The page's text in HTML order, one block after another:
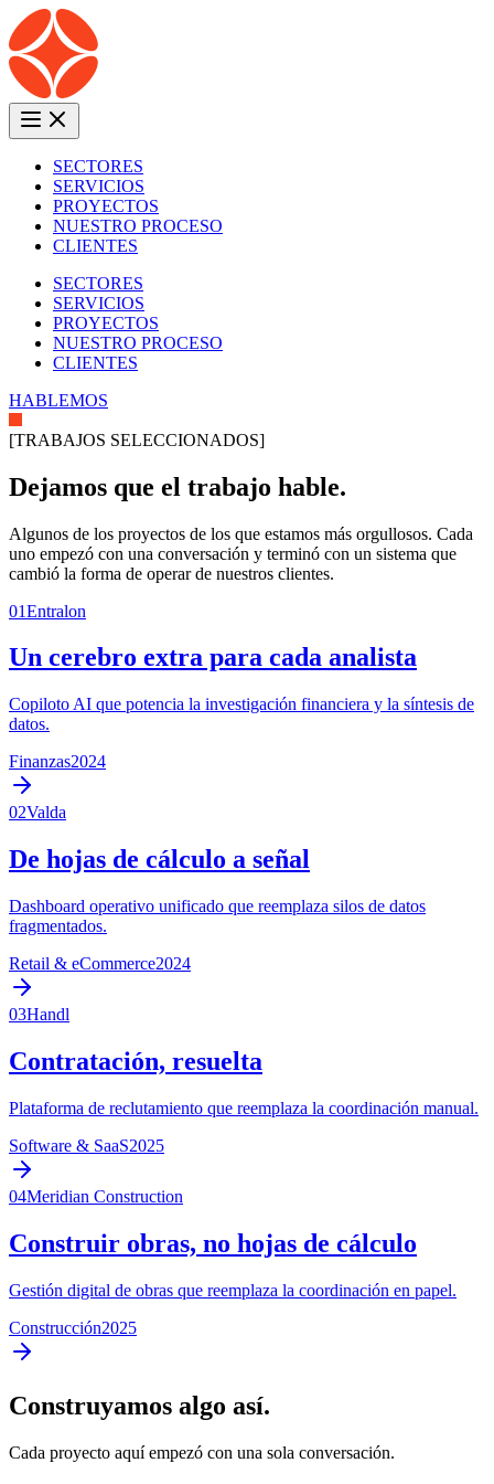
SECTORES
SERVICIOS
PROYECTOS
NUESTRO PROCESO
CLIENTES
SECTORES
SERVICIOS
PROYECTOS
NUESTRO PROCESO
CLIENTES
HABLEMOS
[TRABAJOS SELECCIONADOS]
Dejamos que el trabajo hable.
Algunos de los proyectos de los que estamos más orgullosos. Cada
uno empezó con una conversación y terminó con un sistema que
cambió la forma de operar de nuestros clientes.
01Entralon
Un cerebro extra para cada analista
Copiloto AI que potencia la investigación financiera y la síntesis de
datos.
Finanzas2024
02Valda
De hojas de cálculo a señal
Dashboard operativo unificado que reemplaza silos de datos
fragmentados.
Retail & eCommerce2024
03Handl
Contratación, resuelta
Plataforma de reclutamiento que reemplaza la coordinación manual.
Software & SaaS2025
04Meridian Construction
Construir obras, no hojas de cálculo
Gestión digital de obras que reemplaza la coordinación en papel.
Construcción2025
Construyamos algo así.
Cada proyecto aquí empezó con una sola conversación.